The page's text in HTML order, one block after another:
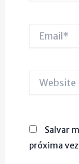
Website
Salvar
próxima